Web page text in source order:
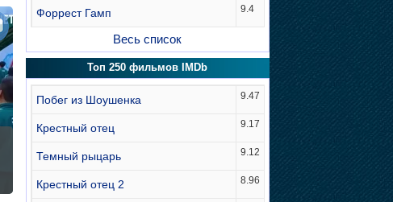
Форрест Гамп 9.4
Весь список
Топ 250 фильмов IMDb
Побег из Шоушенка 9.47
Крестный отец 9.17
Темный рыцарь 9.12
Крестный отец 2 8.96